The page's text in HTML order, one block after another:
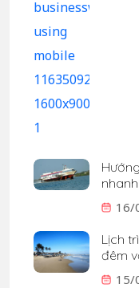
16/
Lịch
đêm
15/